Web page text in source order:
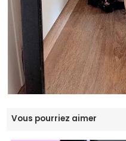
Vous pourriez aimer